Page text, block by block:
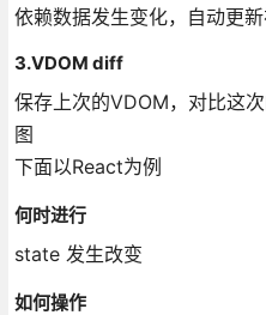
依赖数据发生变化，自动更新
3.VDOM diff
保存上次的VDOM，对比这
图
下面以React为例
何时进行
state 发生改变
如何操作